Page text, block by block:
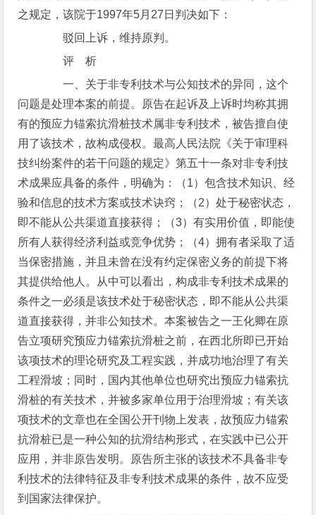
之规定，该院于1997年5月27日判决如下：
驳回上诉，维持原判。
评 析
一、关于非专利技术与公知技术的异同，这个
问题是处理本案的前提。原告在起诉及上诉时均称其拥
有的预应力锚索抗滑桩技术属非专利技术，被告擅自使
用了该技术，故构成侵权。最高人民法院《关于审理科
技纠纷案件的若干问题的规定》第五十一条对非专利技
术成果应具备的条件，明确为：（1）包含技术知识、经
验和信息的技术方案或技术诀窍；（2）处于秘密状态，
即不能从公共渠道直接获得；（3）有实用价值，即能使
所有人获得经济利益或竞争优势；（4）拥有者采取了适
当保密措施，并且未曾在没有约定保密义务的前提下将
其提供给他人。从中可以看出，构成非专利技术成果的
条件之一必须是该技术处于秘密状态，即不能从公共渠
道直接获得，并非公知技术。本案被告之一王化卿在原
告立项研究预应力锚索抗滑桩之前，在西北所即已开始
该项技术的理论研究及工程实践，并成功地治理了有关
工程滑坡；同时，国内其他单位也研究出预应力锚索抗
滑桩的有关技术，并被多家单位用于治理滑坡；有关该
项技术的文章也在全国公开刊物上发表，故预应力锚索
抗滑桩已是一种公知的抗滑结构形式，在实践中已公开
应用，并非原告发明。原告所主张的该技术不具备非专
利技术的法律特征及非专利技术成果的条件，故不应受
到国家法律保护。